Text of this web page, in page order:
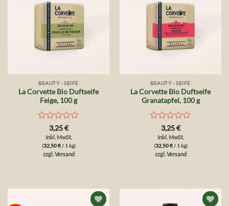
BEAUTY - SEIFE
La Corvette Bio Duftseife
Feige, 100 g
Bewertet
mit
0
von
3,25€
Inkl. MwSt.
(32,50€/ 1 kg)
zzgl.Versand
BEAUTY - SEIFE
La Corvette Bio Duftseife
Granatapfel, 100 g
Bewertet
mit
0
von
3,25€
Inkl. MwSt.
(32,50€/ 1 kg)
zzgl.Versand